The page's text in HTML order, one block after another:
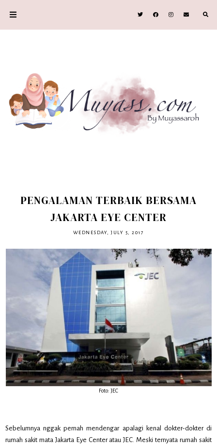
PENGALAMAN TERBAIK BERSAMA
JAKARTA EYE CENTER
WEDNESDAY, JULY 5, 2017
Foto: JEC
Sebelumnya nggak pernah mendengar apalagi kenal dokter-dokter di
rumah sakit mata Jakarta Eye Center atau JEC. Meski ternyata rumah sakit